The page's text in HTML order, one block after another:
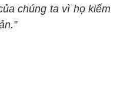
chúng ta vì họ kiếm